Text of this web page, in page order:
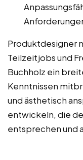
Produktdesigner
Teilzeitjobs und
Buchholz ein
Kenntnissen
und ästhetisch
entwickeln, die
entsprechen und